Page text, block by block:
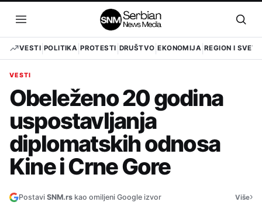
sadržaj
Otvori
meni
VESTI POLITIKA PROTESTI DRUŠTVO EKONOMIJA REGION I SVET
VESTI
Obeleženo 20 godina
uspostavljanja
diplomatskih odnosa
Kine i Crne Gore
Postavi SNM.rs kao omiljeni Google izvor Više›